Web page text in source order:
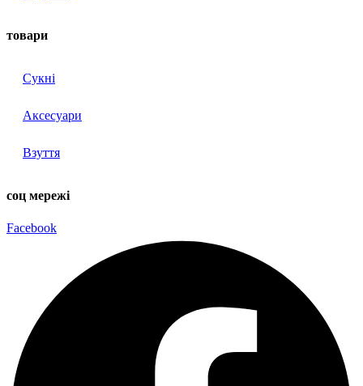
товари
Сукні
Аксесуари
Взуття
соц мережі
Facebook